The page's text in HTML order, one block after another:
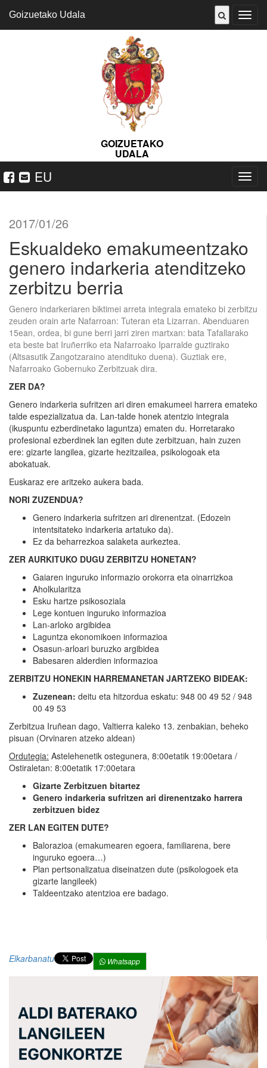
ireki
Goizuetako Udala
GOIZUETAKO
UDALA
EU
ireki
2017/01/26
Eskualdeko emakumeentzako
genero indarkeria atenditzeko
zerbitzu berria
Genero indarkeriaren biktimei arreta integrala emateko bi zerbitzu
zeuden orain arte Nafarroan: Tuteran eta Lizarran. Abenduaren
15ean, ordea, bi gune berri jarri ziren martxan: bata Tafallarako
eta beste bat Iruñerriko eta Nafarroako Iparralde guztirako
(Altsasutik Zangotzaraino atendituko duena). Guztiak ere,
Nafarroako Gobernuko Zerbitzuak dira.
ZER DA?
Genero indarkeria sufritzen ari diren emakumeei harrera emateko
talde espezializatua da. Lan-talde honek atentzio integrala
(ikuspuntu ezberdinetako laguntza) ematen du. Horretarako
profesional ezberdinek lan egiten dute zerbitzuan, hain zuzen
ere: gizarte langilea, gizarte hezitzailea, psikologoak eta
abokatuak.
Euskaraz ere aritzeko aukera bada.
NORI ZUZENDUA?
Genero indarkeria sufritzen ari direnentzat. (Edozein
intentsitateko indarkeria artatuko da).
Ez da beharrezkoa salaketa aurkeztea.
ZER AURKITUKO DUGU ZERBITZU HONETAN?
Gaiaren inguruko informazio orokorra eta oinarrizkoa
Aholkularitza
Esku hartze psikosoziala
Lege kontuen inguruko informazioa
Lan-arloko argibidea
Laguntza ekonomikoen informazioa
Osasun-arloari buruzko argibidea
Babesaren alderdien informazioa
ZERBITZU HONEKIN HARREMANETAN JARTZEKO BIDEAK:
Zuzenean: deitu eta hitzordua eskatu: 948 00 49 52 / 948
00 49 53
Zerbitzua Iruñean dago, Valtierra kaleko 13. zenbakian, beheko
pisuan (Orvinaren atzeko aldean)
Ordutegia: Astelehenetik ostegunera, 8:00etatik 19:00etara /
Ostiraletan: 8:00etatik 17:00etara
Gizarte Zerbitzuen bitartez
Genero indarkeria sufritzen ari direnentzako harrera
zerbitzuen bidez
ZER LAN EGITEN DUTE?
Balorazioa (emakumearen egoera, familiarena, bere
inguruko egoera…)
Plan pertsonalizatua diseinatzen dute (psikologoek eta
gizarte langileek)
Taldeentzako atentzioa ere badago.
Elkarbanatu Whatsapp